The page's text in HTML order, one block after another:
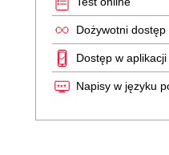
Dożywotni dostęp
Dostęp w
Napisy w języku